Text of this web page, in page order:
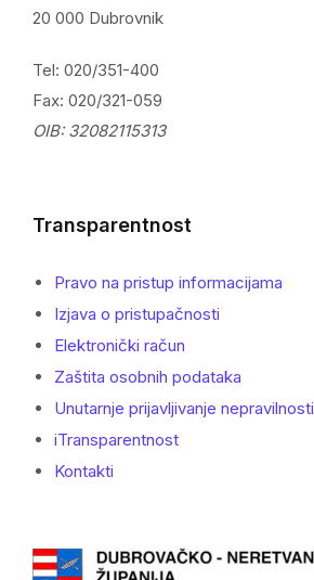
20 000 Dubrovnik
Tel: 020/351-400
Fax: 020/321-059
OIB: 32082115313
Transparentnost
Pravo na pristup informacijama
Izjava o pristupačnosti
Elektronički račun
Zaštita osobnih podataka
Unutarnje prijavljivanje nepravilnosti
iTransparentnost
Kontakti